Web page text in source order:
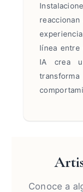
línea entre
IA crea
Conoce a